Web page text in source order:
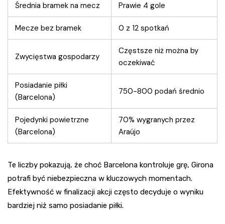
Średnia bramek na mecz Prawie 4 gole
Mecze bez bramek 0 z 12 spotkań
Zwycięstwa gospodarzy
Częstsze niż można by
oczekiwać
Posiadanie piłki
(Barcelona)
750-800 podań średnio
Pojedynki powietrzne
(Barcelona)
70% wygranych przez
Araújo
Te liczby pokazują, że choć Barcelona kontroluje grę, Girona
potrafi być niebezpieczna w kluczowych momentach.
Efektywność w finalizacji akcji często decyduje o wyniku
bardziej niż samo posiadanie piłki.